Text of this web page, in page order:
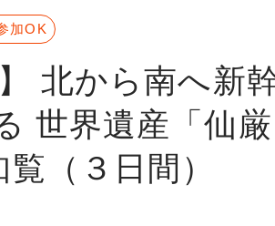
北から南へ新
世界遺産「仙厳
（３日間）
加OK